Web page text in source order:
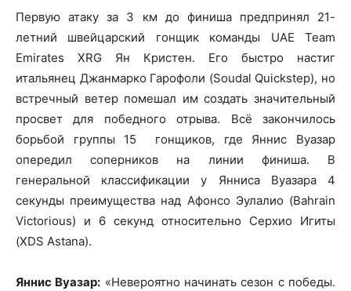
Первую атаку за 3 км до финиша предпринял 21-
летний швейцарский гонщик команды UAE Team
Emirates XRG Ян Кристен. Его быстро настиг
итальянец Джанмарко Гарофоли (Soudal Quickstep), но
встречный ветер помешал им создать значительный
просвет для победного отрыва. Всё закончилось
борьбой группы 15 гонщиков, где Яннис Вуазар
опередил соперников на линии финиша. В
генеральной классификации у Янниса Вуазара 4
секунды преимущества над Афонсо Эулалио (Bahrain
Victorious) и 6 секунд относительно Серхио Игиты
(XDS Astana).
Яннис Вуазар: «Невероятно начинать сезон с победы.